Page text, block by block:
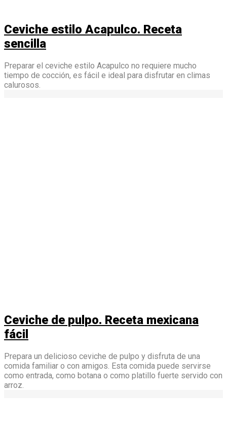
Ceviche estilo Acapulco. Receta
sencilla
Preparar el ceviche estilo Acapulco no requiere mucho
tiempo de cocción, es fácil e ideal para disfrutar en climas
calurosos.
Ceviche de pulpo. Receta mexicana
fácil
Prepara un delicioso ceviche de pulpo y disfruta de una
comida familiar o con amigos. Esta comida puede servirse
como entrada, como botana o como platillo fuerte servido con
arroz.